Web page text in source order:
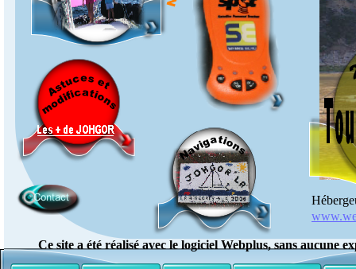
Ce site a été réalisé avec le logiciel Webplus, sans